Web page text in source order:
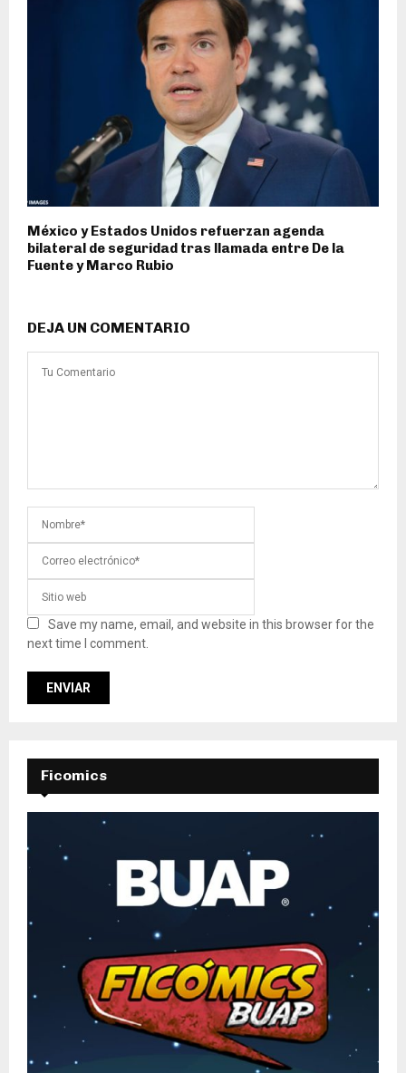
México y Estados Unidos refuerzan agenda
bilateral de seguridad tras llamada entre De la
Fuente y Marco Rubio
DEJA UN COMENTARIO
Save my name, email, and website in this browser for the
next time I comment.
Ficomics